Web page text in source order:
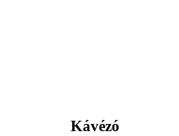
Kávézó